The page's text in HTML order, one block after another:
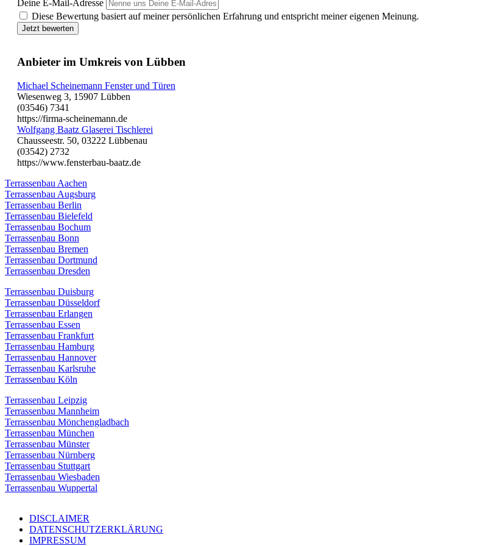
Deine E-Mail-Adresse
Diese Bewertung basiert auf meiner persönlichen Erfahrung und entspricht meiner eigenen Meinung.
Jetzt bewerten
Anbieter im Umkreis von Lübben
Michael Scheinemann Fenster und Türen
Wiesenweg 3, 15907 Lübben
(03546) 7341
https://firma-scheinemann.de
Wolfgang Baatz Glaserei Tischlerei
Chausseestr. 50, 03222 Lübbenau
(03542) 2732
https://www.fensterbau-baatz.de
Terrassenbau Aachen
Terrassenbau Augsburg
Terrassenbau Berlin
Terrassenbau Bielefeld
Terrassenbau Bochum
Terrassenbau Bonn
Terrassenbau Bremen
Terrassenbau Dortmund
Terrassenbau Dresden
Terrassenbau Duisburg
Terrassenbau Düsseldorf
Terrassenbau Erlangen
Terrassenbau Essen
Terrassenbau Frankfurt
Terrassenbau Hamburg
Terrassenbau Hannover
Terrassenbau Karlsruhe
Terrassenbau Köln
Terrassenbau Leipzig
Terrassenbau Mannheim
Terrassenbau Mönchengladbach
Terrassenbau München
Terrassenbau Münster
Terrassenbau Nürnberg
Terrassenbau Stuttgart
Terrassenbau Wiesbaden
Terrassenbau Wuppertal
DISCLAIMER
DATENSCHUTZERKLÄRUNG
IMPRESSUM